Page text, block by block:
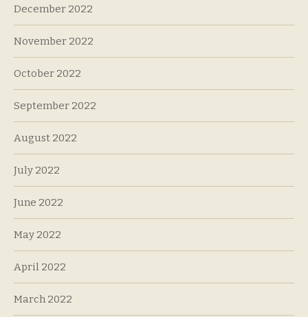
December 2022
November 2022
October 2022
September 2022
August 2022
July 2022
June 2022
May 2022
April 2022
March 2022